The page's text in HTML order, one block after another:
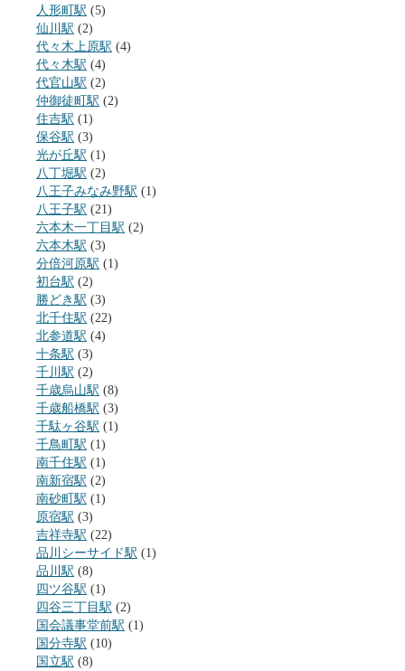
人形町駅 (5)
仙川駅 (2)
代々木上原駅 (4)
代々木駅 (4)
代官山駅 (2)
仲御徒町駅 (2)
住吉駅 (1)
保谷駅 (3)
光が丘駅 (1)
八丁堀駅 (2)
八王子みなみ野駅 (1)
八王子駅 (21)
六本木一丁目駅 (2)
六本木駅 (3)
分倍河原駅 (1)
初台駅 (2)
勝どき駅 (3)
北千住駅 (22)
北参道駅 (4)
十条駅 (3)
千川駅 (2)
千歳烏山駅 (8)
千歳船橋駅 (3)
千駄ヶ谷駅 (1)
千鳥町駅 (1)
南千住駅 (1)
南新宿駅 (2)
南砂町駅 (1)
原宿駅 (3)
吉祥寺駅 (22)
品川シーサイド駅 (1)
品川駅 (8)
四ツ谷駅 (1)
四谷三丁目駅 (2)
国会議事堂前駅 (1)
国分寺駅 (10)
国立駅 (8)